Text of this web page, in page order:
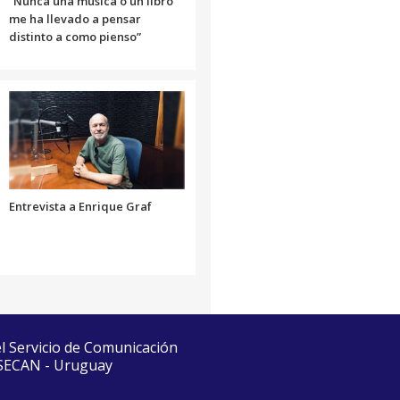
me ha llevado a pensar
distinto a como pienso”
Entrevista a Enrique Graf
de Comunicación
- Uruguay